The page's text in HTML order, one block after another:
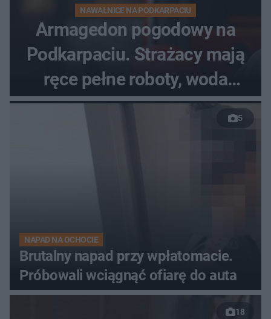
NAWAŁNICE NA PODKARPACIU
Armagedon pogodowy na
Podkarpaciu. Strażacy mają
ręce pełne roboty, woda
zalewa posesje i budynki
5
NAPAD NA OCHOCIE
Brutalny napad przy wpłatomacie.
Próbowali wciągnąć ofiarę do auta
18